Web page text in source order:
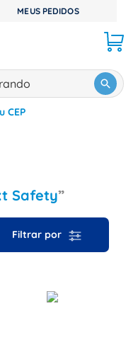
MEUS PEDIDOS
CEP
Safety